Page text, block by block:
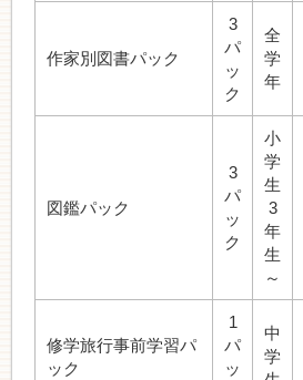
作家別図書パック
3
パ
ッ
ク
全
学
年
図鑑パック
3
パ
ッ
ク
小
学
生
3
年
生
～
修学旅行事前学習パ
ック
1
パ
ッ
中
学